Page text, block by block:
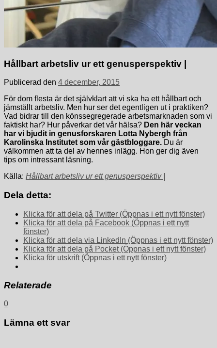
Hållbart arbetsliv ur ett genusperspektiv |
Publicerad den 4 december, 2015
För dom flesta är det självklart att vi ska ha ett hållbart och
jämställt arbetsliv. Men hur ser det egentligen ut i praktiken?
Vad bidrar till den könssegregerade arbetsmarknaden som vi
faktiskt har? Hur påverkar det vår hälsa? Den här veckan
har vi bjudit in genusforskaren Lotta Nybergh från
Karolinska Institutet som vår gästbloggare. Du är
välkommen att ta del av hennes inlägg. Hon ger dig även
tips om intressant läsning.
Källa: Hållbart arbetsliv ur ett genusperspektiv |
Dela detta:
Klicka för att dela på Twitter (Öppnas i ett nytt fönster)
Klicka för att dela på Facebook (Öppnas i ett nytt
fönster)
Klicka för att dela via LinkedIn (Öppnas i ett nytt fönster)
Klicka för att dela på Pocket (Öppnas i ett nytt fönster)
Klicka för utskrift (Öppnas i ett nytt fönster)
Relaterade
0
Lämna ett svar